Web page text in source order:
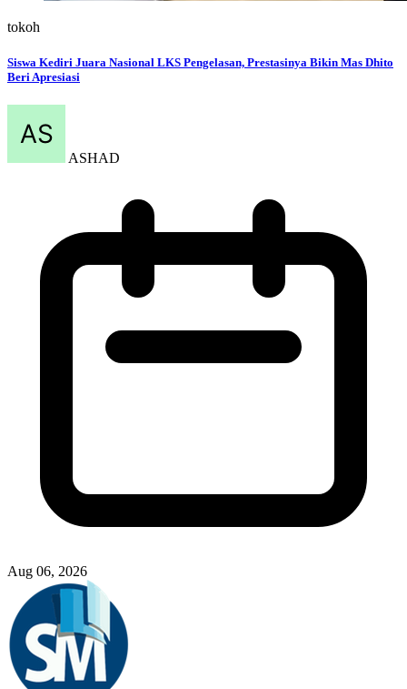
tokoh
Siswa Kediri Juara Nasional LKS Pengelasan, Prestasinya Bikin Mas Dhito
Beri Apresiasi
ASHAD
Aug 06, 2026